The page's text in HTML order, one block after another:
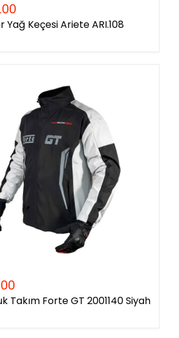
Yağ Keçesi Ariete ARI.108
Takım Forte GT 2001140 Siyah